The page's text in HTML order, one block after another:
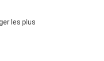
les plus